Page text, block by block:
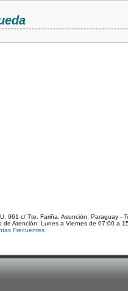
961 c/ Tte. Fariña. Asunción, Paraguay -
de Atención: Lunes a Viernes de 07:00 a
Frecuentes